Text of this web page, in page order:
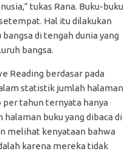
tukas Rana. Buku-buku
Hal itu dilakukan
di tengah dunia yang
bangsa.
Reading berdasar pada
statistik jumlah halaman
per tahun ternyata hanya
buku yang dibaca di
melihat kenyataan bahwa
karena mereka tidak